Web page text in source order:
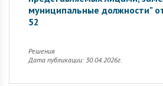
муниципальные должности"
52
Решения
Дата публикации: 30.04.2026г.